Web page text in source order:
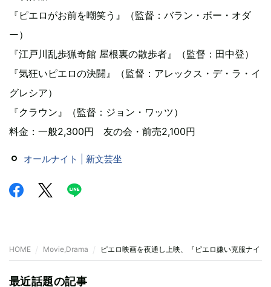
『ピエロがお前を嘲笑う』（監督：バラン・ボー・オダ
ー）
『江戸川乱歩猟奇館 屋根裏の散歩者』（監督：田中登）
『気狂いピエロの決闘』（監督：アレックス・デ・ラ・イ
グレシア）
『クラウン』（監督：ジョン・ワッツ）
料金：一般2,300円 友の会・前売2,100円
オールナイト | 新文芸坐
HOME Movie,Drama ピエロ映画を夜通し上映、『ピエロ嫌い克服ナイト
最近話題の記事